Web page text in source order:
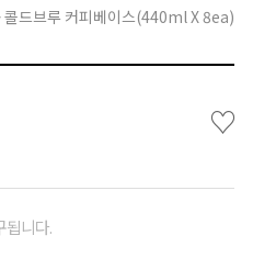
콜드브루 커피베이스(440ml X 8ea)
♡
됩니다.